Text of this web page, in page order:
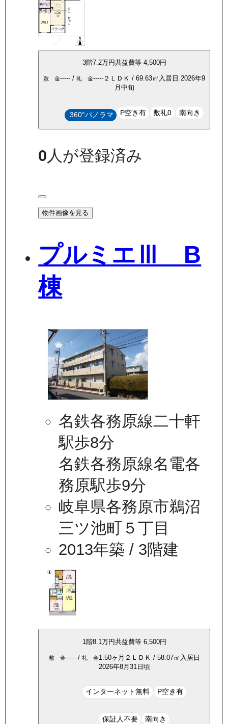
3階7.2万円共益費等 4,500円
敷 金----- / 礼 金----- ２ＬＤＫ / 69.63㎡ 入居日 2026年9
月中旬
360°パノラマ P空き有 敷礼0 南向き
0人が登録済み
物件画像を見る
プルミエⅢ B
棟
名鉄各務原線二十軒
駅歩8分
名鉄各務原線名電各
務原駅歩9分
岐阜県各務原市鵜沼
三ツ池町５丁目
2013年築 / 3階建
1階8.1万円共益費等 6,500円
敷 金-----/ 礼 金1.50ヶ月 ２ＬＤＫ / 58.07㎡ 入居日
2026年8月31日頃
インターネット無料 P空き有
保証人不要 南向き